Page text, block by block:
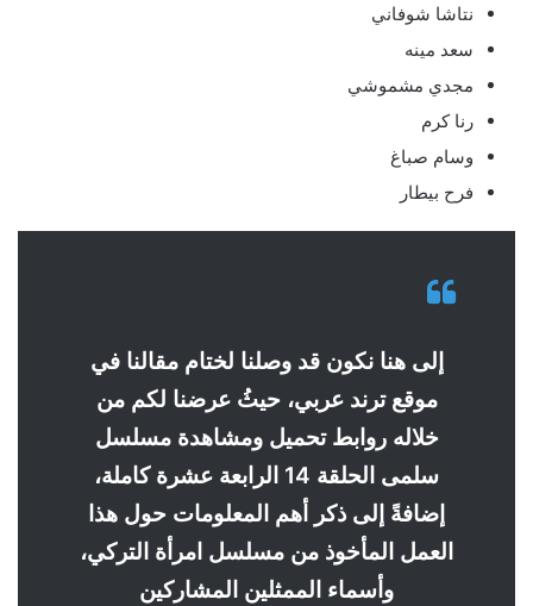
نتاشا شوفاني
سعد مينه
مجدي مشموشي
رنا كرم
وسام صباغ
فرح بيطار
إلى هنا نكون قد وصلنا لختام مقالنا في
موقع ترند عربي، حيثُ عرضنا لكم من
خلاله روابط تحميل ومشاهدة مسلسل
سلمى الحلقة 14 الرابعة عشرة كاملة،
إضافةً إلى ذكر أهم المعلومات حول هذا
العمل المأخوذ من مسلسل امرأة التركي،
وأسماء الممثلين المشاركين